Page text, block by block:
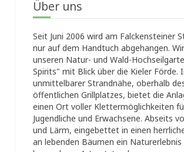
Über uns
Seit Juni 2006 wird am Falckensteiner
nur auf dem Handtuch abgehangen.
unseren Natur- und Wald-
Spirits" mit Blick über die Kieler Förde.
unmittelbarer Strandnähe, oberhalb
öffentlichen Grillplatzes, bietet die
einen Ort voller Klettermöglichkeiten
Jugendliche und Erwachsene. Abseits
und Lärm, eingebettet in einen
an lebenden Bäumen ein Naturerlebnis